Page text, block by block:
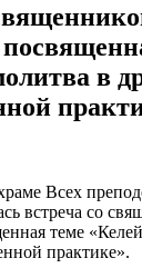
в
Всех
встреча со
теме
практике».